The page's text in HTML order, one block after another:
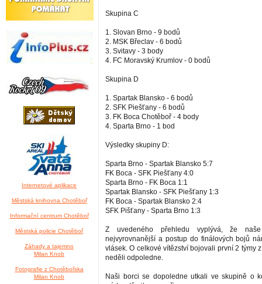
Internetové aplikace
Městská knihovna Chotěboř
Informační centrum Chotěboř
Městská policie Chotěboř
Záhady a tajemno
Milan Knob
Fotografie z Chotěbořska
Milan Knob
Skupina C
1. Slovan Brno - 9 bodů
2. MSK Břeclav - 6 bodů
3. Svitavy - 3 body
4. FC Moravský Krumlov - 0 bodů
Skupina D
1. Spartak Blansko - 6 bodů
2. SFK Piešťany - 6 bodů
3. FK Boca Chotěboř - 4 body
4. Sparta Brno - 1 bod
Výsledky skupiny D:
Sparta Brno - Spartak Blansko 5:7
FK Boca - SFK Piešťany 4:0
Sparta Brno - FK Boca 1:1
Spartak Blansko - SFK Piešťany 1:3
FK Boca - Spartak Blansko 2:4
SFK Pišťany - Sparta Brno 1:3
Z uvedeného přehledu vyplývá, že
nejvyrovnanější a postup do finálových bojů
vlásek. O celkové vítězství bojovali první 2 týmy
neděli odpoledne.
Naši borci se dopoledne utkali ve skupině o